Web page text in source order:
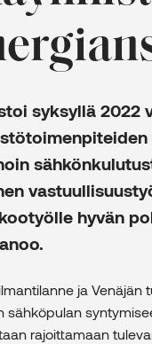
syksyllä
hyvän
ja
sähköpulan
rajoittamaan